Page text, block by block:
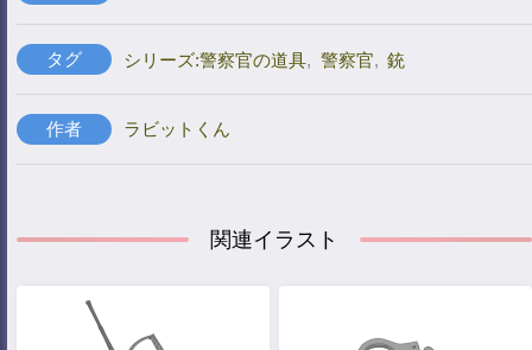
タグ シリーズ:警察官の道具, 警察官, 銃
作者 ラビットくん
関連イラスト